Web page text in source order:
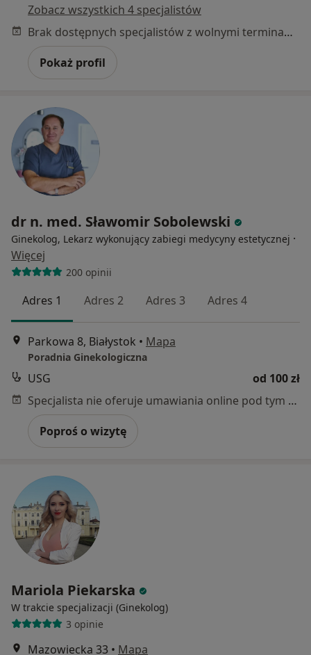
Zobacz wszystkich 4 specjalistów
Brak dostępnych specjalistów z wolnymi terminami w tym centrum medycznym.
Pokaż profil
dr n. med. Sławomir Sobolewski
Ginekolog, Lekarz wykonujący zabiegi medycyny estetycznej ·
Więcej
200 opinii
Adres 1 Adres 2 Adres 3 Adres 4
Parkowa 8, Białystok • Mapa
Poradnia Ginekologiczna
USG
od 100 zł
Specjalista nie oferuje umawiania online pod tym adresem.
Poproś o wizytę
Mariola Piekarska
W trakcie specjalizacji (Ginekolog)
3 opinie
Mazowiecka 33 • Mapa